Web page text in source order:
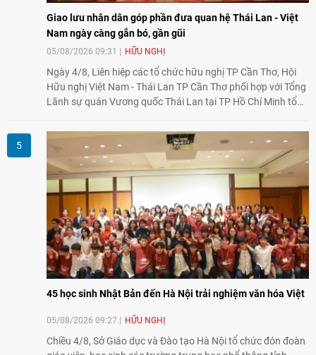
Giao lưu nhân dân góp phần đưa quan hệ Thái Lan - Việt
Nam ngày càng gắn bó, gần gũi
05/08/2026 09:31 HỮU NGHỊ
Ngày 4/8, Liên hiệp các tổ chức hữu nghị TP Cần Thơ, Hội
Hữu nghị Việt Nam - Thái Lan TP Cần Thơ phối hợp với Tổng
Lãnh sự quán Vương quốc Thái Lan tại TP Hồ Chí Minh tổ
Việt Nam - Thái Lan (1976-2026). Tại đây, nhấn mạnh vai trò
của giao lưu nhân dân, Tổng Lãnh sự Thái Lan cho biết các
hoạt động trao đổi về văn hóa, giáo dục, du lịch, ẩm thực,
nghệ thuật và giao lưu thanh niên đã góp phần đưa quan hệ
Thái Lan - Việt Nam ngày càng gắn bó, gần gũi.
45 học sinh Nhật Bản đến Hà Nội trải nghiệm văn hóa Việt
05/08/2026 09:27 HỮU NGHỊ
Chiều 4/8, Sở Giáo dục và Đào tạo Hà Nội tổ chức đón đoàn